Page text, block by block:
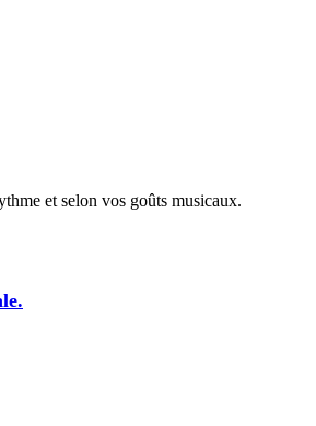
et selon vos goûts musicaux.